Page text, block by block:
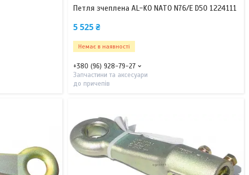
Петля зчеплена AL-KO NATO N76/E D50 1224111
5 525 ₴
Немає в наявності
+380 (96) 928-79-27
Запчастини та аксесуари
до причепів